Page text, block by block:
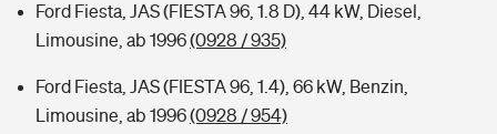
Ford Fiesta, JAS (FIESTA 96, 1.8 D), 44 kW, Diesel,
Limousine, ab 1996(0928 / 935)
Ford Fiesta, JAS (FIESTA 96, 1.4), 66 kW, Benzin,
Limousine, ab 1996(0928 / 954)